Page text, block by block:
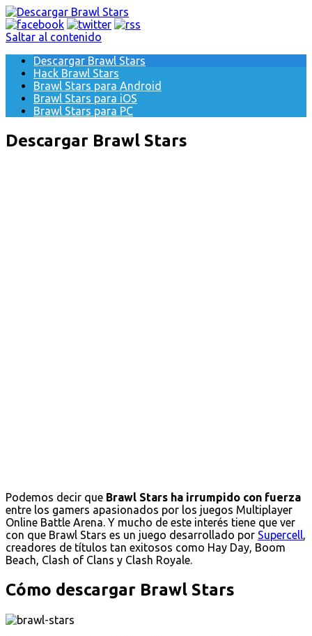
Saltar al contenido
Descargar Brawl Stars
Hack Brawl Stars
Brawl Stars para Android
Brawl Stars para iOS
Brawl Stars para PC
Descargar Brawl Stars
Podemos decir que Brawl Stars ha irrumpido con fuerza
entre los gamers apasionados por los juegos Multiplayer
Online Battle Arena. Y mucho de este interés tiene que ver
con que Brawl Stars es un juego desarrollado por Supercell,
creadores de títulos tan exitosos como Hay Day, Boom
Beach, Clash of Clans y Clash Royale.
Cómo descargar Brawl Stars